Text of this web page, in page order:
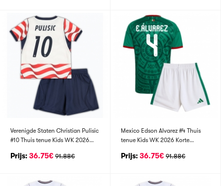
Verenigde Staten Christian Pulisic
#10 Thuis tenue Kids WK 2026
Prijs: 36.75€ 91.88€
Mexico Edson Alvarez #4 Thuis
tenue Kids WK 2026 Korte
Prijs: 36.75€ 91.88€